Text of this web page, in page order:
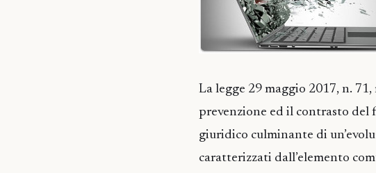
La legge 29 maggio 2017, n.
prevenzione ed il contrasto del
giuridico culminante di
caratterizzati dall’elemento